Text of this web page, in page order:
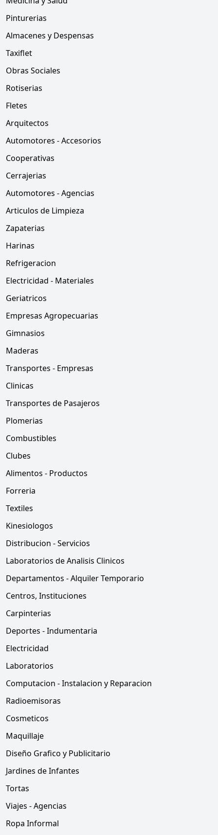
Pinturerias
Almacenes y Despensas
Taxiflet
Obras Sociales
Rotiserias
Fletes
Arquitectos
Automotores - Accesorios
Cooperativas
Cerrajerias
Automotores - Agencias
Articulos de Limpieza
Zapaterias
Harinas
Refrigeracion
Electricidad - Materiales
Geriatricos
Empresas Agropecuarias
Gimnasios
Maderas
Transportes - Empresas
Clinicas
Transportes de Pasajeros
Plomerias
Combustibles
Clubes
Alimentos - Productos
Forreria
Textiles
Kinesiologos
Distribucion - Servicios
Laboratorios de Analisis Clinicos
Departamentos - Alquiler Temporario
Centros, Instituciones
Carpinterias
Deportes - Indumentaria
Electricidad
Laboratorios
Computacion - Instalacion y Reparacion
Radioemisoras
Cosmeticos
Maquillaje
Diseño Grafico y Publicitario
Jardines de Infantes
Tortas
Viajes - Agencias
Ropa Informal